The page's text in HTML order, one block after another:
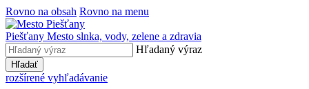
Rovno na obsah Rovno na menu
Piešťany Mesto slnka, vody, zelene a zdravia
Hľadaný výraz
Hľadať
rozšírené vyhľadávanie